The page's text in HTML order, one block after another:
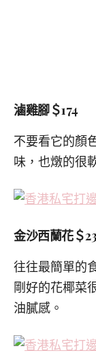
滷雞腳＄174
不要看它的顏
味，也燉的很
金沙西蘭花＄
往往最簡單的
剛好的花椰菜
油膩感。